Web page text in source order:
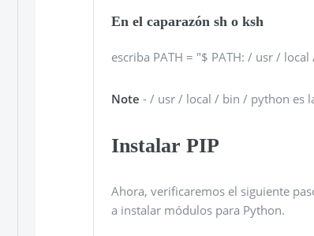
En el caparazón sh o ksh
escriba PATH = "$ PATH: / usr /
Note - / usr / local / bin / python es
Instalar PIP
Ahora, verificaremos el siguiente
a instalar módulos para Python.